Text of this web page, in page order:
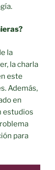
la
la charla
este
Además,
en
estudios
para